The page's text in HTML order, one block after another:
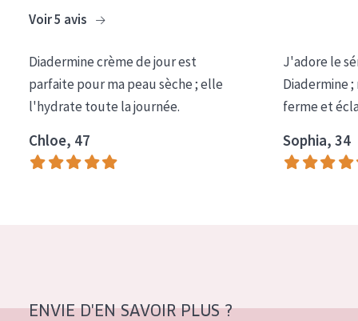
Peau mixte ou grasse
Peau mature
ÂGE :
Voir 5 avis
Diadermine crème de jour est
parfaite pour ma peau sèche ; elle
l'hydrate toute la journée.
Chloe, 47
J'adore le
Diadermine
ferme et
Sophia, 34
ENVIE D'EN SAVOIR PLUS ?